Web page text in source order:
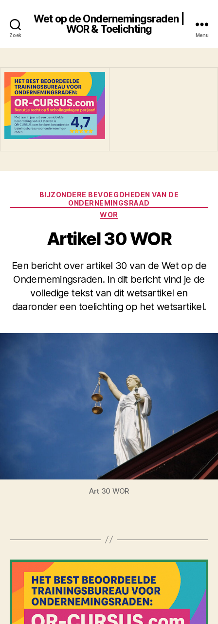
Zoek
Wet op de Ondernemingsraden |
WOR & Toelichting
Menu
Categorieën
BIJZONDERE BEVOEGDHEDEN VAN DE
ONDERNEMINGSRAAD
WOR
Artikel 30 WOR
Een bericht over artikel 30 van de Wet op de
Ondernemingsraden. In dit bericht vind je de
volledige tekst van dit wetsartikel en
daaronder een toelichting op het wetsartikel.
Art 30 WOR